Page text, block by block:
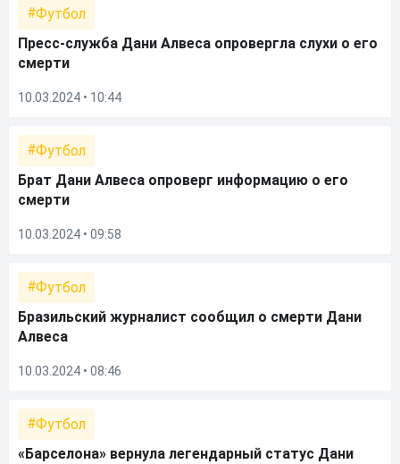
Футбол
Пресс-служба Дани Алвеса опровергла слухи о его
смерти
10.03.2024 • 10:44
Футбол
Брат Дани Алвеса опроверг информацию о его
смерти
10.03.2024 • 09:58
Футбол
Бразильский журналист сообщил о смерти Дани
Алвеса
10.03.2024 • 08:46
Футбол
«Барселона» вернула легендарный статус Дани